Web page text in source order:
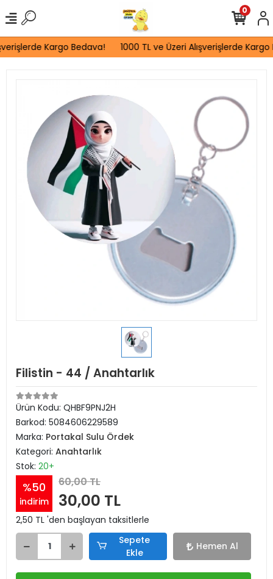
Kargo Bedava! 1000 TL ve Üzeri Alışverişlerde Kargo
0
Filistin - 44 / Anahtarlık
Ürün Kodu: QHBF9PNJ2H
Barkod: 5084606229589
Marka: Portakal Sulu Ördek
Kategori: Anahtarlık
Stok: 20+
%50
indirim
60,00 TL
30,00 TL
2,50 TL 'den başlayan taksitlerle
Sepete
Ekle
Hemen Al